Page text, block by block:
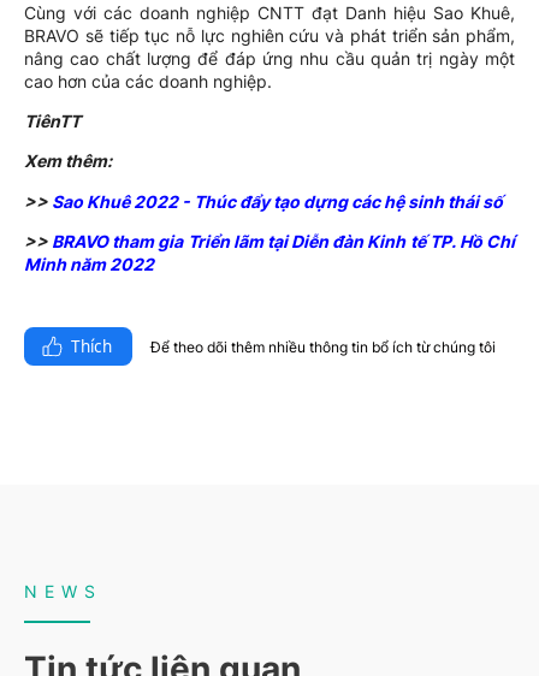
Cùng với các doanh nghiệp CNTT đạt Danh hiệu Sao Khuê,
BRAVO sẽ tiếp tục nỗ lực nghiên cứu và phát triển sản phẩm,
nâng cao chất lượng để đáp ứng nhu cầu quản trị ngày một
cao hơn của các doanh nghiệp.
TiênTT
Xem thêm:
>> Sao Khuê 2022 - Thúc đẩy tạo dựng các hệ sinh thái số
>> BRAVO tham gia Triển lãm tại Diễn đàn Kinh tế TP. Hồ Chí
Minh năm 2022
Thích Để theo dõi thêm nhiều thông tin bổ ích từ chúng tôi​
NEWS